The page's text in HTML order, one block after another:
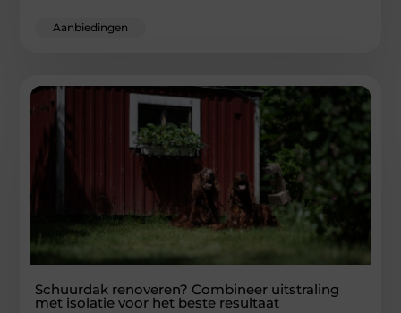
...
Aanbiedingen
Schuurdak renoveren? Combineer uitstraling
met isolatie voor het beste resultaat